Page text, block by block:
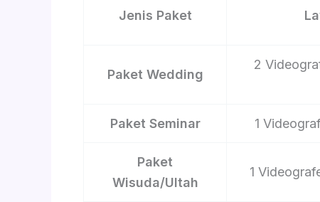
Jenis Paket
Paket Wedding
2
Paket Seminar 1
Paket
Wisuda/Ultah
1